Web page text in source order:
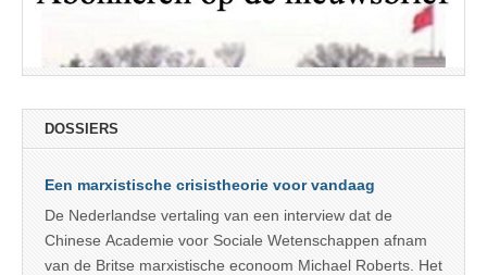
DOSSIERS
Een marxistische crisistheorie voor vandaag
De Nederlandse vertaling van een interview dat de
Chinese Academie voor Sociale Wetenschappen afnam
van de Britse marxistische econoom Michael Roberts. Het